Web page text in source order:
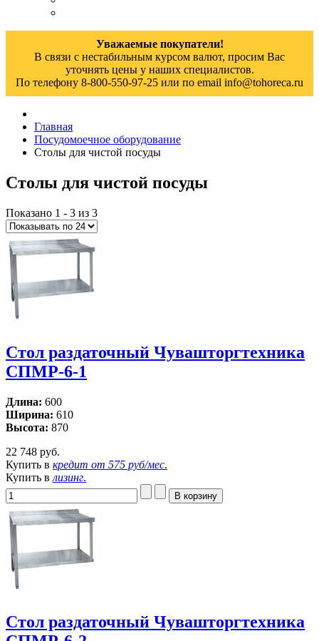
Уважаемые покупатели!
В связи с нестабильным курсом валют, просим Вас
уточнять цены у наших специалистов.
По телефону 8-800-550-97-25 или по email info@tohoreca.ru
Главная
Посудомоечное оборудование
Столы для чистой посуды
Столы для чистой посуды
Показано 1 - 3 из 3
Стол раздаточный Чувашторгтехника
СПМР-6-1
Длина: 600
Ширина: 610
Высота: 870
22 748 руб.
Купить в кредит от 575 руб/мес.
Купить в лизинг.
Стол раздаточный Чувашторгтехника